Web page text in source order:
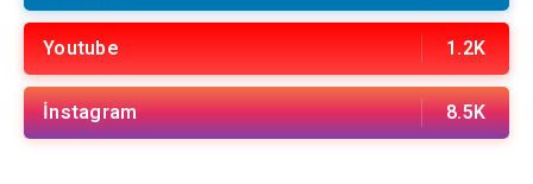
Youtube 1.2K
İnstagram 8.5K